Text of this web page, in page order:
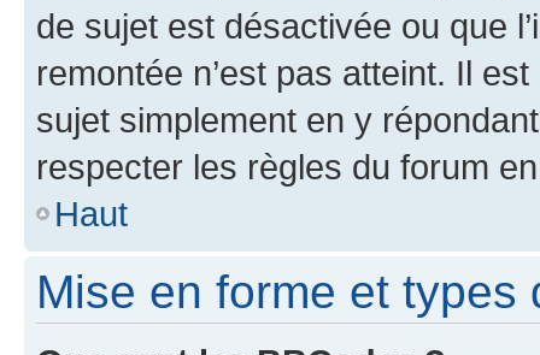
de sujet est désactivée ou que
remontée n’est pas atteint. Il
sujet simplement en y
respecter les règles du forum
Haut
Mise en forme et types